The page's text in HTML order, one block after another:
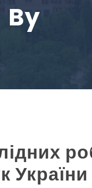
By
України